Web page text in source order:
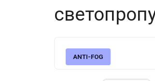
ANTI-FOG